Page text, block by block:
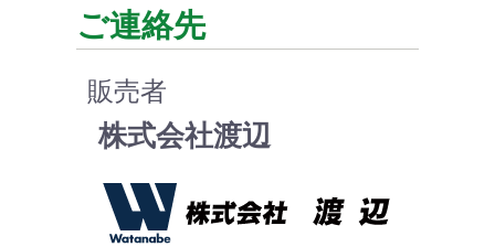
ご連絡先
販売者
株式会社渡辺